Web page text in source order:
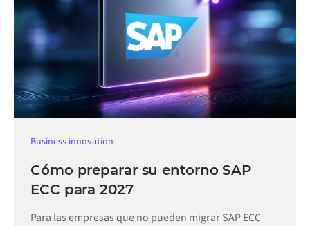
Business innovation
Cómo preparar su entorno SAP
ECC para 2027
Para las empresas que no pueden migrar SAP ECC